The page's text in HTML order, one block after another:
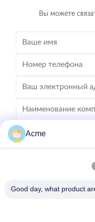
Вы можете
Acme
Good day, what product